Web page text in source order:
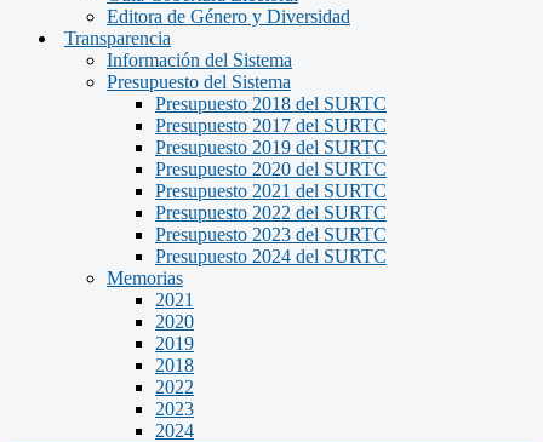
Editora de Género y Diversidad
Transparencia
Información del Sistema
Presupuesto del Sistema
Presupuesto 2018 del SURTC
Presupuesto 2017 del SURTC
Presupuesto 2019 del SURTC
Presupuesto 2020 del SURTC
Presupuesto 2021 del SURTC
Presupuesto 2022 del SURTC
Presupuesto 2023 del SURTC
Presupuesto 2024 del SURTC
Memorias
2021
2020
2019
2018
2022
2023
2024